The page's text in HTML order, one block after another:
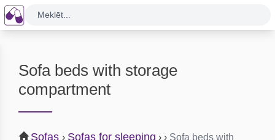
Meklēt...
Sofa beds with storage
compartment
Sofas › Sofas for sleeping › › Sofa beds with